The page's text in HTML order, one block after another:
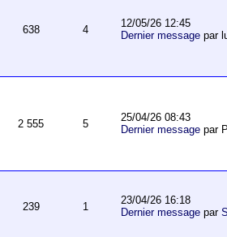
638 4
12/05/26 12:45
Dernier messagepar
2 555 5
25/04/26 08:43
Dernier messagepar
239 1
23/04/26 16:18
Dernier messagepar